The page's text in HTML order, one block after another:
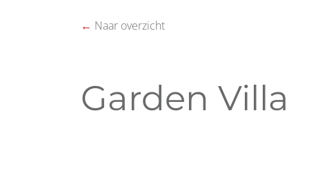
← Naar overzicht
Garden Villa